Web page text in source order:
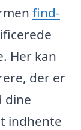
find-
Her kan
der er
dine
indhente